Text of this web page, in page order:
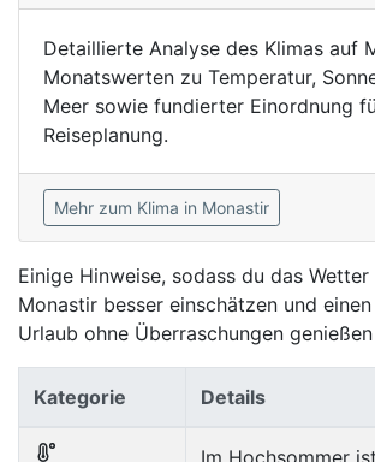
Detaillierte Analyse des Klimas auf
Monatswerten zu Temperatur,
Meer sowie fundierter Einordnung
Reiseplanung.
Mehr zum Klima in Monastir
Einige Hinweise, sodass du das
Monastir besser einschätzen und
Urlaub ohne Überraschungen
Kategorie Details
Im Hochsommer